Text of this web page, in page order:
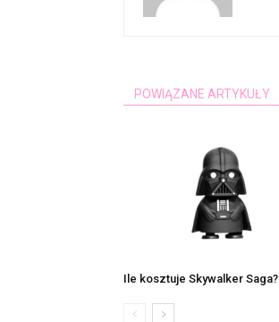
POWIĄZANE ARTYKUŁY
Ile kosztuje Skywalker Saga?